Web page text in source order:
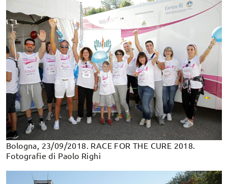
Bologna, 23/09/2018. RACE FOR THE CURE 2018.
Fotografie di Paolo Righi